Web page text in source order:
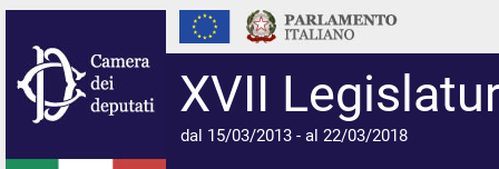
XVII
dal 15/03/2013 - al 22/03/2018